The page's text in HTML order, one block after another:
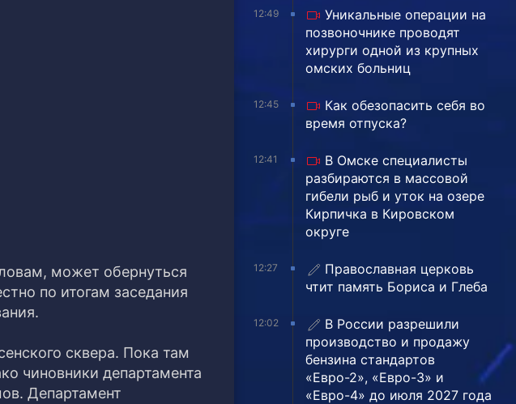
может обернуться
по итогам заседания
сквера. Пока там
чиновники департамента
Департамент
12:49
Уникальные операции на
позвоночнике проводят
хирурги одной из крупных
омских больниц
12:45
Как обезопасить себя во
время отпуска?
12:41
В Омске специалисты
разбираются в массовой
гибели рыб и уток на озере
Кирпичка в Кировском
округе
12:27
Православная церковь
чтит память Бориса и Глеба
12:02
В России разрешили
производство и продажу
бензина стандартов
«Евро-2», «Евро-3» и
«Евро-4» до июля 2027 года